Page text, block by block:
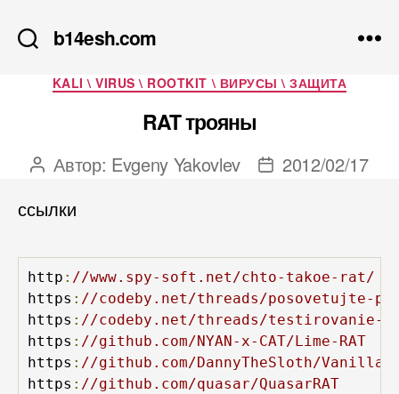
b14esh.com
Рубрики
KALI \ VIRUS \ ROOTKIT \ ВИРУСЫ \ ЗАЩИТА
RAT трояны
Автор
Автор: Evgeny Yakovlev
Дата2012/02/17
ссылки
http : //www.spy-soft.net/chto-takoe-rat/
https : //codeby.net/threads/posovetujte-
https : //codeby.net/threads/testirovanie-
https : //github.com/NYAN-x-CAT/Lime-RAT
https : //github.com/DannyTheSloth/
https : //github.com/quasar/QuasarRAT